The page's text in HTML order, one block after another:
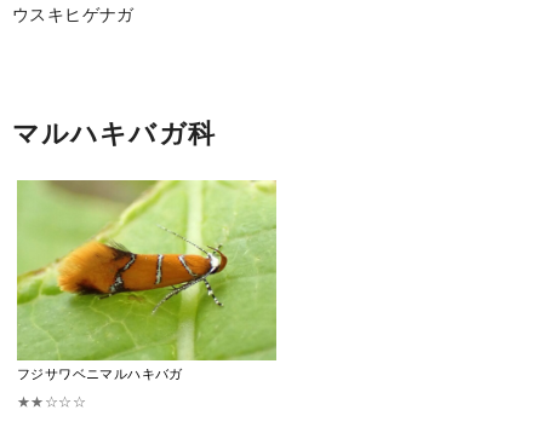
ウスキヒゲナガ
マルハキバガ科
フジサワベニマルハキバガ
★★☆☆☆